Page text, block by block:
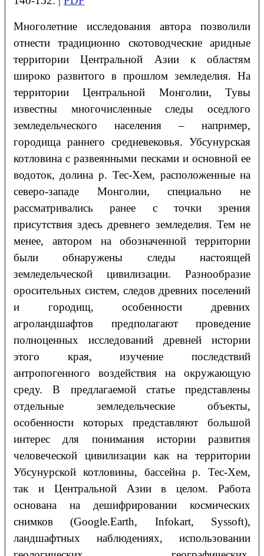
Многолетние исследования автора позволили
отнести традиционно скотоводческие аридные
территории Центральной Азии к областям
широко развитого в прошлом земледелия. На
территории Центральной Монголии, Тувы
известны многочисленные следы оседлого
земледельческого населения – например,
городища раннего средневековья. Убсунурская
котловина с развеянными песками и основной ее
водоток, долина р. Тес-Хем, расположенные на
северо-западе Монголии, специально не
рассматривались ранее с точки зрения
присутствия здесь древнего земледелия. Тем не
менее, автором на обозначенной территории
были обнаружены следы настоящей
земледельческой цивилизации. Разнообразие
оросительных систем, следов древних поселений
и городищ, особенности древних
агроландшафтов предполагают проведение
полноценных исследований древней истории
этого края, изучение последствий
антропогенного воздействия на окружающую
среду. В предлагаемой статье представлены
отдельные земледельческие объекты,
особенности которых представляют большой
интерес для понимания истории развития
человеческой цивилизации как на территории
Убсунурской котловины, бассейна р. Тес-Хем,
так и Центральной Азии в целом. Работа
основана на дешифрировании космических
снимков (Google.Earth, Infokart, Syssoft),
ландшафтных наблюдениях, использовании